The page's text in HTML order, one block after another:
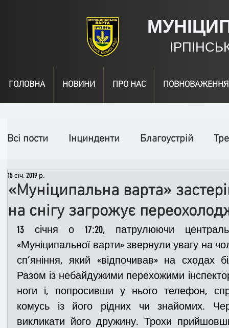
ГОЛОВНА НОВИНИ ПРО НАС ПОВНОВАЖЕННЯ
Всі пости Інцинденти Благоустрій
День народження
Спільні заходи Надзвичайні заходи
Медицина Новини ДТП
Адмінпротокол Свята Поліція
«Муніципальна варта»
на снігу загрожує
15 січ. 2019 р.
13 січня о 17:20, патрулюючи
«Муніципальної варти» звернули увагу на
сп’яніння, який «відпочивав» на сходах
Разом із небайдужими перехожими
ноги і, попросивши у нього телефон,
комусь із його рідних чи знайомих.
викликати його дружину. Трохи